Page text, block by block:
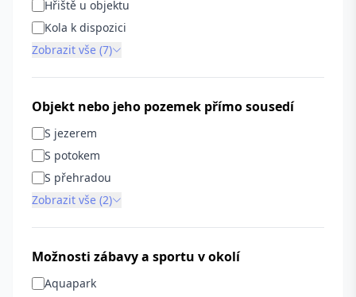
Hřiště u objektu
Kola k dispozici
Zobrazit vše (7)
Objekt nebo jeho pozemek přímo sousedí
S jezerem
S potokem
S přehradou
Zobrazit vše (2)
Možnosti zábavy a sportu v okolí
Aquapark